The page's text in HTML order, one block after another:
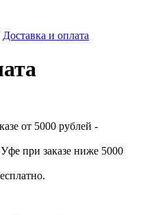
Доставка и оплата
от 5000 рублей -
при заказе ниже 5000